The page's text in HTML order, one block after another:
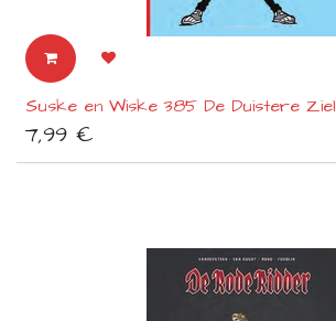
Suske en Wiske 385 De Duistere Ziel
7,99 €